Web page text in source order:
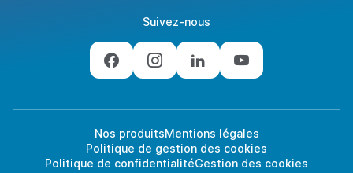
Suivez-nous
Nos produitsMentions légales
Politique de gestion des cookies
Politique de confidentialitéGestion des cookies